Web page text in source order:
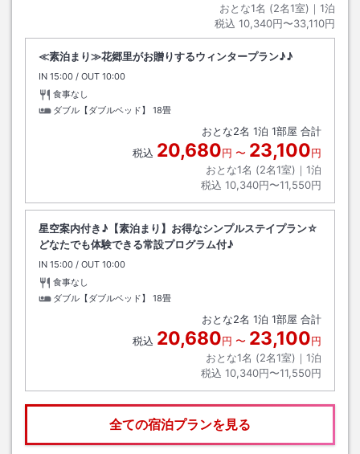
おとな1名 (2名1室)｜ 1泊
税込 10,340円〜33,110円
≪素泊まり≫花郷里がお贈りするウィンタープラン♪♪
IN チェックイン
15:00 / OUT チェックアウト
10:00
食事なし
ダブル【ダブルベッド】
18畳
おとな2名 1泊 1部屋 合計
税込 20,680円 〜 23,100円
おとな1名 (2名1室)｜ 1泊
税込 10,340円〜11,550円
星空案内付き♪【素泊まり】お得なシンプルステイプラン☆
どなたでも体験できる常設プログラム付♪
IN チェックイン
15:00 / OUT チェックアウト
10:00
食事なし
ダブル【ダブルベッド】
18畳
おとな2名 1泊 1部屋 合計
税込 20,680円 〜 23,100円
おとな1名 (2名1室)｜ 1泊
税込 10,340円〜11,550円
全ての宿泊プランを見る